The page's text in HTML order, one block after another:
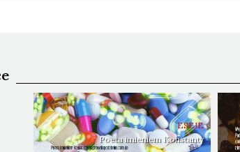
ESEJE
Poeta imieniem Konstanty